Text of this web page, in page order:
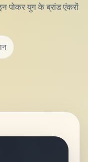
पोकर युग के ब्रांड एंकरों